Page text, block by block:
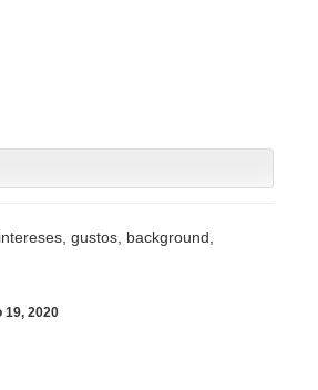
gustos, background,
19, 2020